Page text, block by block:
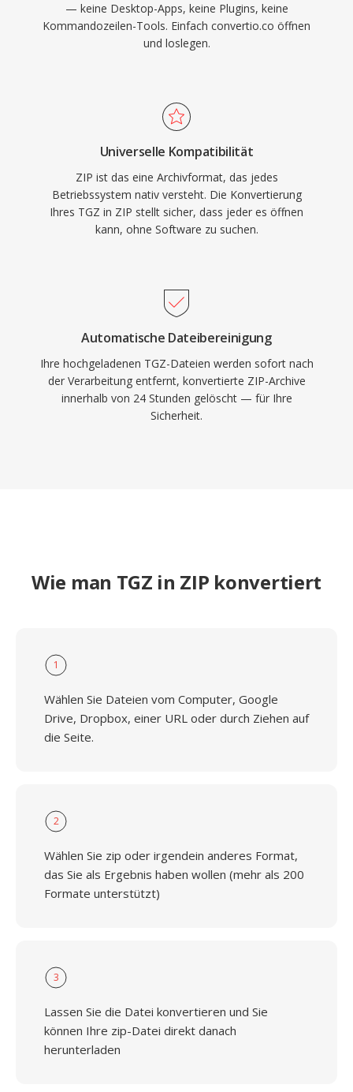
— keine Desktop-Apps, keine Plugins, keine
Kommandozeilen-Tools. Einfach convertio.co öffnen
und loslegen.
Universelle Kompatibilität
ZIP ist das eine Archivformat, das jedes
Betriebssystem nativ versteht. Die Konvertierung
Ihres TGZ in ZIP stellt sicher, dass jeder es öffnen
kann, ohne Software zu suchen.
Automatische Dateibereinigung
Ihre hochgeladenen TGZ-Dateien werden sofort nach
der Verarbeitung entfernt, konvertierte ZIP-Archive
innerhalb von 24 Stunden gelöscht — für Ihre
Sicherheit.
Wie man TGZ in ZIP konvertiert
1
Wählen Sie Dateien vom Computer, Google
Drive, Dropbox, einer URL oder durch Ziehen auf
die Seite.
2
Wählen Sie zip oder irgendein anderes Format,
das Sie als Ergebnis haben wollen (mehr als 200
Formate unterstützt)
3
Lassen Sie die Datei konvertieren und Sie
können Ihre zip-Datei direkt danach
herunterladen